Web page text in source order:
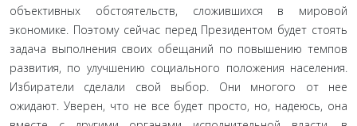
объективных обстоятельств, сложившихся в мировой
экономике. Поэтому сейчас перед Президентом будет стоять
задача выполнения сво­их обещаний по повышению темпов
развития, по улучшению социального положения населения.
Избиратели сделали свой выбор. Они многого от нее
ожидают. Уверен, что не все будет просто, но, надеюсь, она